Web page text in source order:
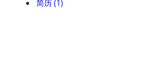
简历 (1)